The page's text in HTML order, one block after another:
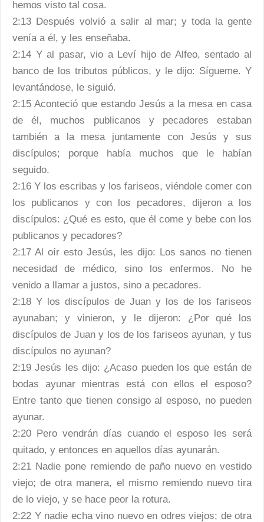
hemos visto tal cosa.
2:13 Después volvió a salir al mar; y toda la gente
venía a él, y les enseñaba.
2:14 Y al pasar, vio a Leví hijo de Alfeo, sentado al
banco de los tributos públicos, y le dijo: Sígueme. Y
levantándose, le siguió.
2:15 Aconteció que estando Jesús a la mesa en casa
de él, muchos publicanos y pecadores estaban
también a la mesa juntamente con Jesús y sus
discípulos; porque había muchos que le habían
seguido.
2:16 Y los escribas y los fariseos, viéndole comer con
los publicanos y con los pecadores, dijeron a los
discípulos: ¿Qué es esto, que él come y bebe con los
publicanos y pecadores?
2:17 Al oír esto Jesús, les dijo: Los sanos no tienen
necesidad de médico, sino los enfermos. No he
venido a llamar a justos, sino a pecadores.
2:18 Y los discípulos de Juan y los de los fariseos
ayunaban; y vinieron, y le dijeron: ¿Por qué los
discípulos de Juan y los de los fariseos ayunan, y tus
discípulos no ayunan?
2:19 Jesús les dijo: ¿Acaso pueden los que están de
bodas ayunar mientras está con ellos el esposo?
Entre tanto que tienen consigo al esposo, no pueden
ayunar.
2:20 Pero vendrán días cuando el esposo les será
quitado, y entonces en aquellos días ayunarán.
2:21 Nadie pone remiendo de paño nuevo en vestido
viejo; de otra manera, el mismo remiendo nuevo tira
de lo viejo, y se hace peor la rotura.
2:22 Y nadie echa vino nuevo en odres viejos; de otra